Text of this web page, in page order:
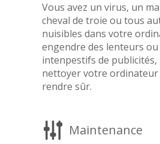
Vous avez un virus, un
cheval de troie ou tous
nuisibles dans votre
engendre des lenteurs
intenpestifs de
nettoyer votre ordinateur
rendre sûr.
Maintenance